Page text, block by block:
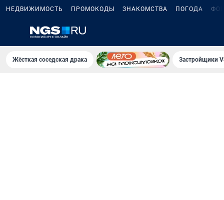
НЕДВИЖИМОСТЬ ПРОМОКОДЫ ЗНАКОМСТВА ПОГОДА
Жёсткая соседская драка Застройщики